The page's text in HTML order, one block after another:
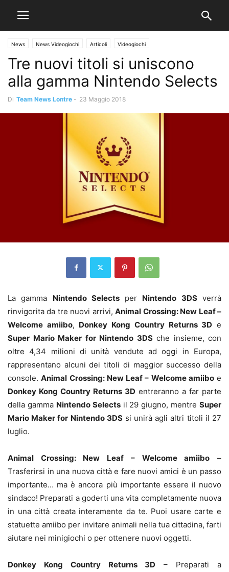
News News Videogiochi Articoli Videogiochi
Tre nuovi titoli si uniscono
alla gamma Nintendo Selects
Di Team News Lontre - 23 Maggio 2018
La gamma Nintendo Selectsper Nintendo 3DSverrà
rinvigorita da tre nuovi arrivi,Animal Crossing: New Leaf –
Welcome amiibo, Donkey Kong Country Returns 3D e
Super Mario Maker for Nintendo 3DSche insieme, con
oltre 4,34 milioni di unità vendute ad oggi in Europa,
rappresentano alcuni dei titoli di maggior successo della
console.Animal Crossing: New Leaf – Welcome amiiboe
Donkey Kong Country Returns 3D entreranno a far parte
della gamma Nintendo Selectsil 29 giugno, mentre Super
Mario Maker for Nintendo 3DSsi unirà agli altri titoli il 27
luglio.
Animal Crossing: New Leaf – Welcome amiibo –
Trasferirsi in una nuova città e fare nuovi amici è un passo
importante… ma è ancora più importante essere il nuovo
sindaco! Preparati a goderti una vita completamente nuova
in una città creata interamente da te. Puoi usare carte e
statuette amiibo per invitare animali nella tua cittadina, farti
aiutare nei minigiochi o per ottenere nuovi oggetti.
Donkey Kong Country Returns 3D – Preparati a